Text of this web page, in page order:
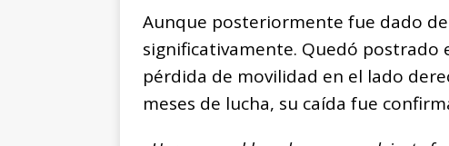
Aunque posteriormente fue dado
significativamente. Quedó postrado
pérdida de movilidad en el lado
meses de lucha, su caída fue